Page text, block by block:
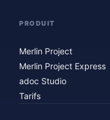
PRODUIT
Merlin Project
Merlin Project Express
adoc Studio
Tarifs